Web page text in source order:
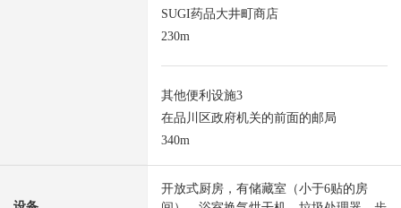
SUGI药品大井町商店
230m
其他便利设施3
在品川区政府机关的前面的邮局
340m
开放式厨房，有储藏室（小于6贴的房